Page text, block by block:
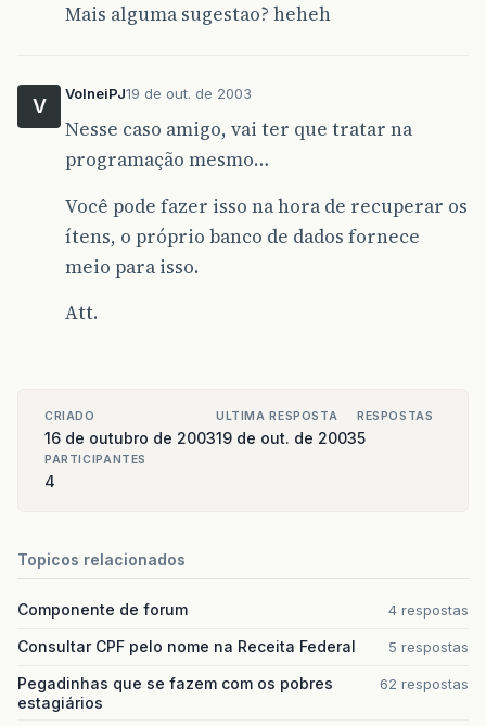
Mais alguma sugestao? heheh
V
VolneiPJ19 de out. de 2003
Nesse caso amigo, vai ter que tratar na
programação mesmo…
Você pode fazer isso na hora de recuperar os
ítens, o próprio banco de dados fornece
meio para isso.
Att.
CRIADO
16 de outubro de 2003
ULTIMA RESPOSTA
19 de out. de 2003
RESPOSTAS
5
PARTICIPANTES
4
Topicos relacionados
Componente de forum 4 respostas
Consultar CPF pelo nome na Receita Federal 5 respostas
Pegadinhas que se fazem com os pobres
estagiários
62 respostas